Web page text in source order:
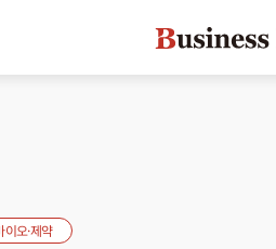
이오·제약